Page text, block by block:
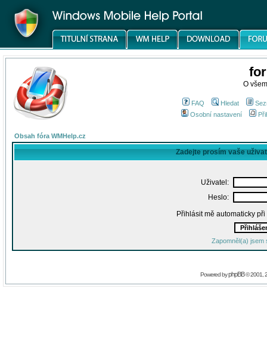
O
FAQ Hledat
Osobní nastavení
Obsah fóra WMHelp.cz
Zadejte prosím vaše
Uživatel:
Heslo:
Přihlásit mě automaticky
Zapomněl(a) jsem
Powered byphpBB© 2001,